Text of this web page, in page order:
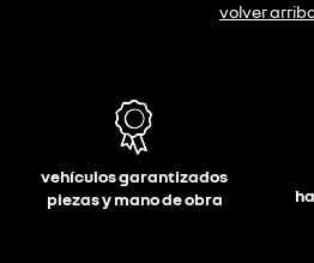
volver
vehículos garantizados
piezas y mano de obra